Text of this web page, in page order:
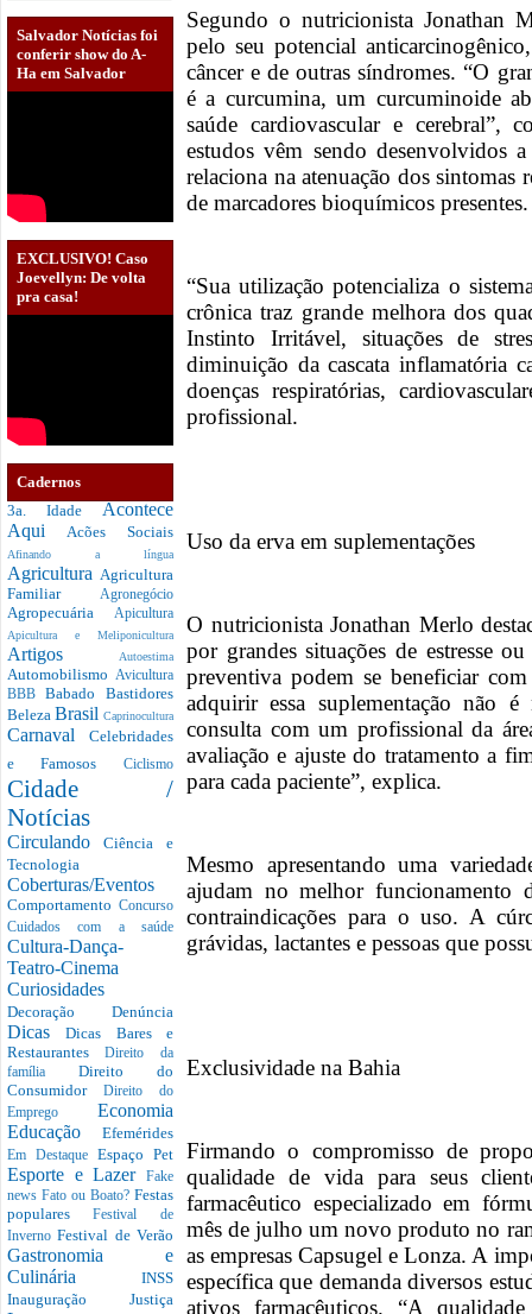
Salvador Notícias foi
conferir show do A-
Ha em Salvador
EXCLUSIVO! Caso
Joevellyn: De volta
pra casa!
Cadernos
3a. Idade Acontece
Aqui Acões Sociais
Afinando a língua
Agricultura Agricultura
Familiar Agronegócio
Agropecuária Apicultura
Apicultura e Meliponicultura
Artigos Autoestima
Automobilismo Avicultura
BBBBabado Bastidores
Beleza Brasil Caprinocultura
Carnaval Celebridades
e Famosos Ciclismo
Cidade /
Notícias
CirculandoCiência e
Tecnologia
Coberturas/Eventos
Comportamento Concurso
Cuidados com a saúde
Cultura-Dança-
Teatro-Cinema
Curiosidades
Decoração Denúncia
DicasDicas Bares e
RestaurantesDireito da
família Direito do
Consumidor Direito do
Emprego Economia
Educação Efemérides
Em Destaque Espaço Pet
Esporte e Lazer
Fake
news Fato ou Boato? Festas
popularesFestival de
InvernoFestival de Verão
Gastronomia e
Culinária INSS
Inauguração Justiça
Segundo o nutricionista Jonathan
pelo seu potencial
câncer e de outras síndromes. “O
é a curcumina, um curcuminoide
saúde cardiovascular e cerebral”,
estudos vêm sendo desenvolvidos
relaciona na atenuação dos sintomas
de marcadores bioquímicos
“Sua utilização potencializa o
crônica traz grande melhora dos
Instinto Irritável, situações de
diminuição da cascata inflamatória
doenças respiratórias,
profissional.
Uso da erva em suplementações
O nutricionista Jonathan Merlo
por grandes situações de estresse
preventiva podem se beneficiar
adquirir essa suplementação não é
consulta com um profissional da
avaliação e ajuste do tratamento a
para cada paciente”, explica.
Mesmo apresentando uma
ajudam no melhor funcionamento
contraindicações para o uso. A
grávidas, lactantes e pessoas que
Exclusividade na Bahia
Firmando o compromisso de
qualidade de vida para seus
farmacêutico especializado em
mês de julho um novo produto no
as empresas Capsugel e Lonza. A
específica que demanda diversos
ativos farmacêuticos. “A